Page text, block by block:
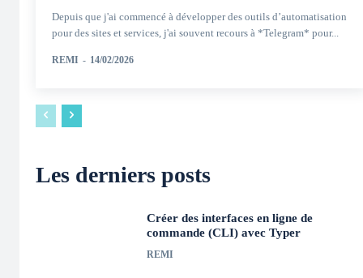
Depuis que j'ai commencé à développer des outils d’automatisation
pour des sites et services, j'ai souvent recours à *Telegram* pour...
REMI - 14/02/2026
Les derniers posts
Créer des interfaces en ligne de
commande (CLI) avec Typer
REMI